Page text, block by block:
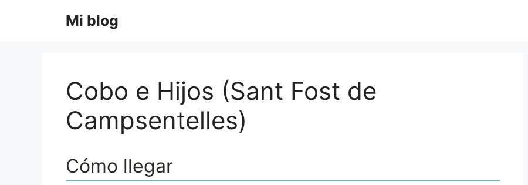
Mi blog
Cobo e Hijos (Sant Fost de
Campsentelles)
Cómo llegar